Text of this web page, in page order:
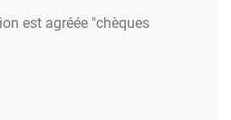
est agréée "chèques